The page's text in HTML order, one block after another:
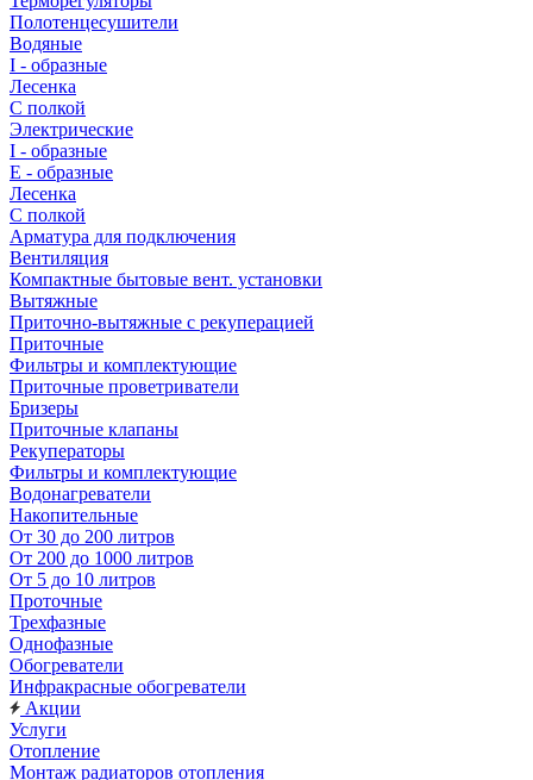
Полотенцесушители
Водяные
I - образные
Лесенка
С полкой
Электрические
I - образные
E - образные
Лесенка
С полкой
Арматура для подключения
Вентиляция
Компактные бытовые вент. установки
Вытяжные
Приточно-вытяжные с рекуперацией
Приточные
Фильтры и комплектующие
Приточные проветриватели
Бризеры
Приточные клапаны
Рекуператоры
Фильтры и комплектующие
Водонагреватели
Накопительные
От 30 до 200 литров
От 200 до 1000 литров
От 5 до 10 литров
Проточные
Трехфазные
Однофазные
Обогреватели
Инфракрасные обогреватели
Акции
Услуги
Отопление
Монтаж радиаторов отопления